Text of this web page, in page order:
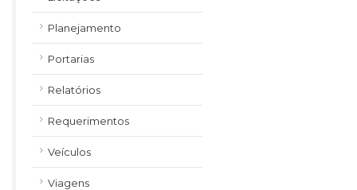
Planejamento
Portarias
Relatórios
Requerimentos
Veículos
Viagens